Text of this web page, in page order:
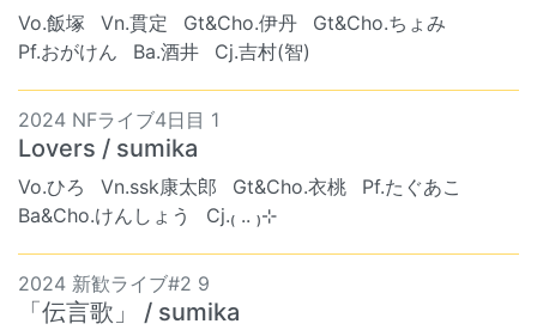
Vo.飯塚 Vn.貫定 Gt&Cho.伊丹
Gt&Cho.ちょみ
Pf.おがけん
Ba.酒井 Cj.吉村(智)
2024 NFライブ4日目 1
Lovers / sumika
Vo.ひろ Vn.ssk康太郎 Gt&Cho.衣桃
Pf.たぐあこ
Ba&Cho.けんしょう
Cj.₍ .. ₎⊹
2024 新歓ライブ#2 9
「伝言歌」 / sumika